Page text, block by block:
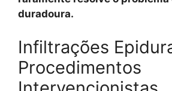
duradoura.
Infiltrações
Procedimentos